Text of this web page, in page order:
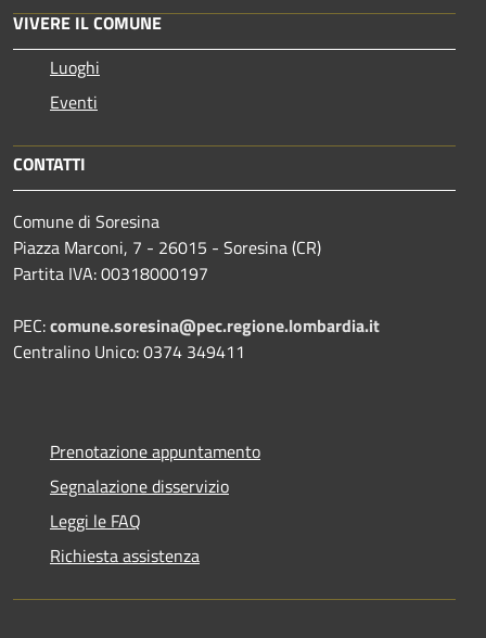
VIVERE IL COMUNE
Luoghi
Eventi
CONTATTI
Comune di Soresina
Piazza Marconi, 7 - 26015 - Soresina (CR)
Partita IVA: 00318000197
PEC:comune.soresina@pec.regione.lombardia.it
Centralino Unico: 0374 349411
Prenotazione appuntamento
Segnalazione disservizio
Leggi le FAQ
Richiesta assistenza